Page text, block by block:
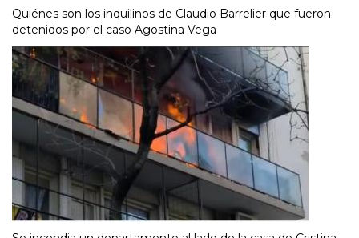
Quiénes son los inquilinos de Claudio Barrelier que fueron
detenidos por el caso Agostina Vega